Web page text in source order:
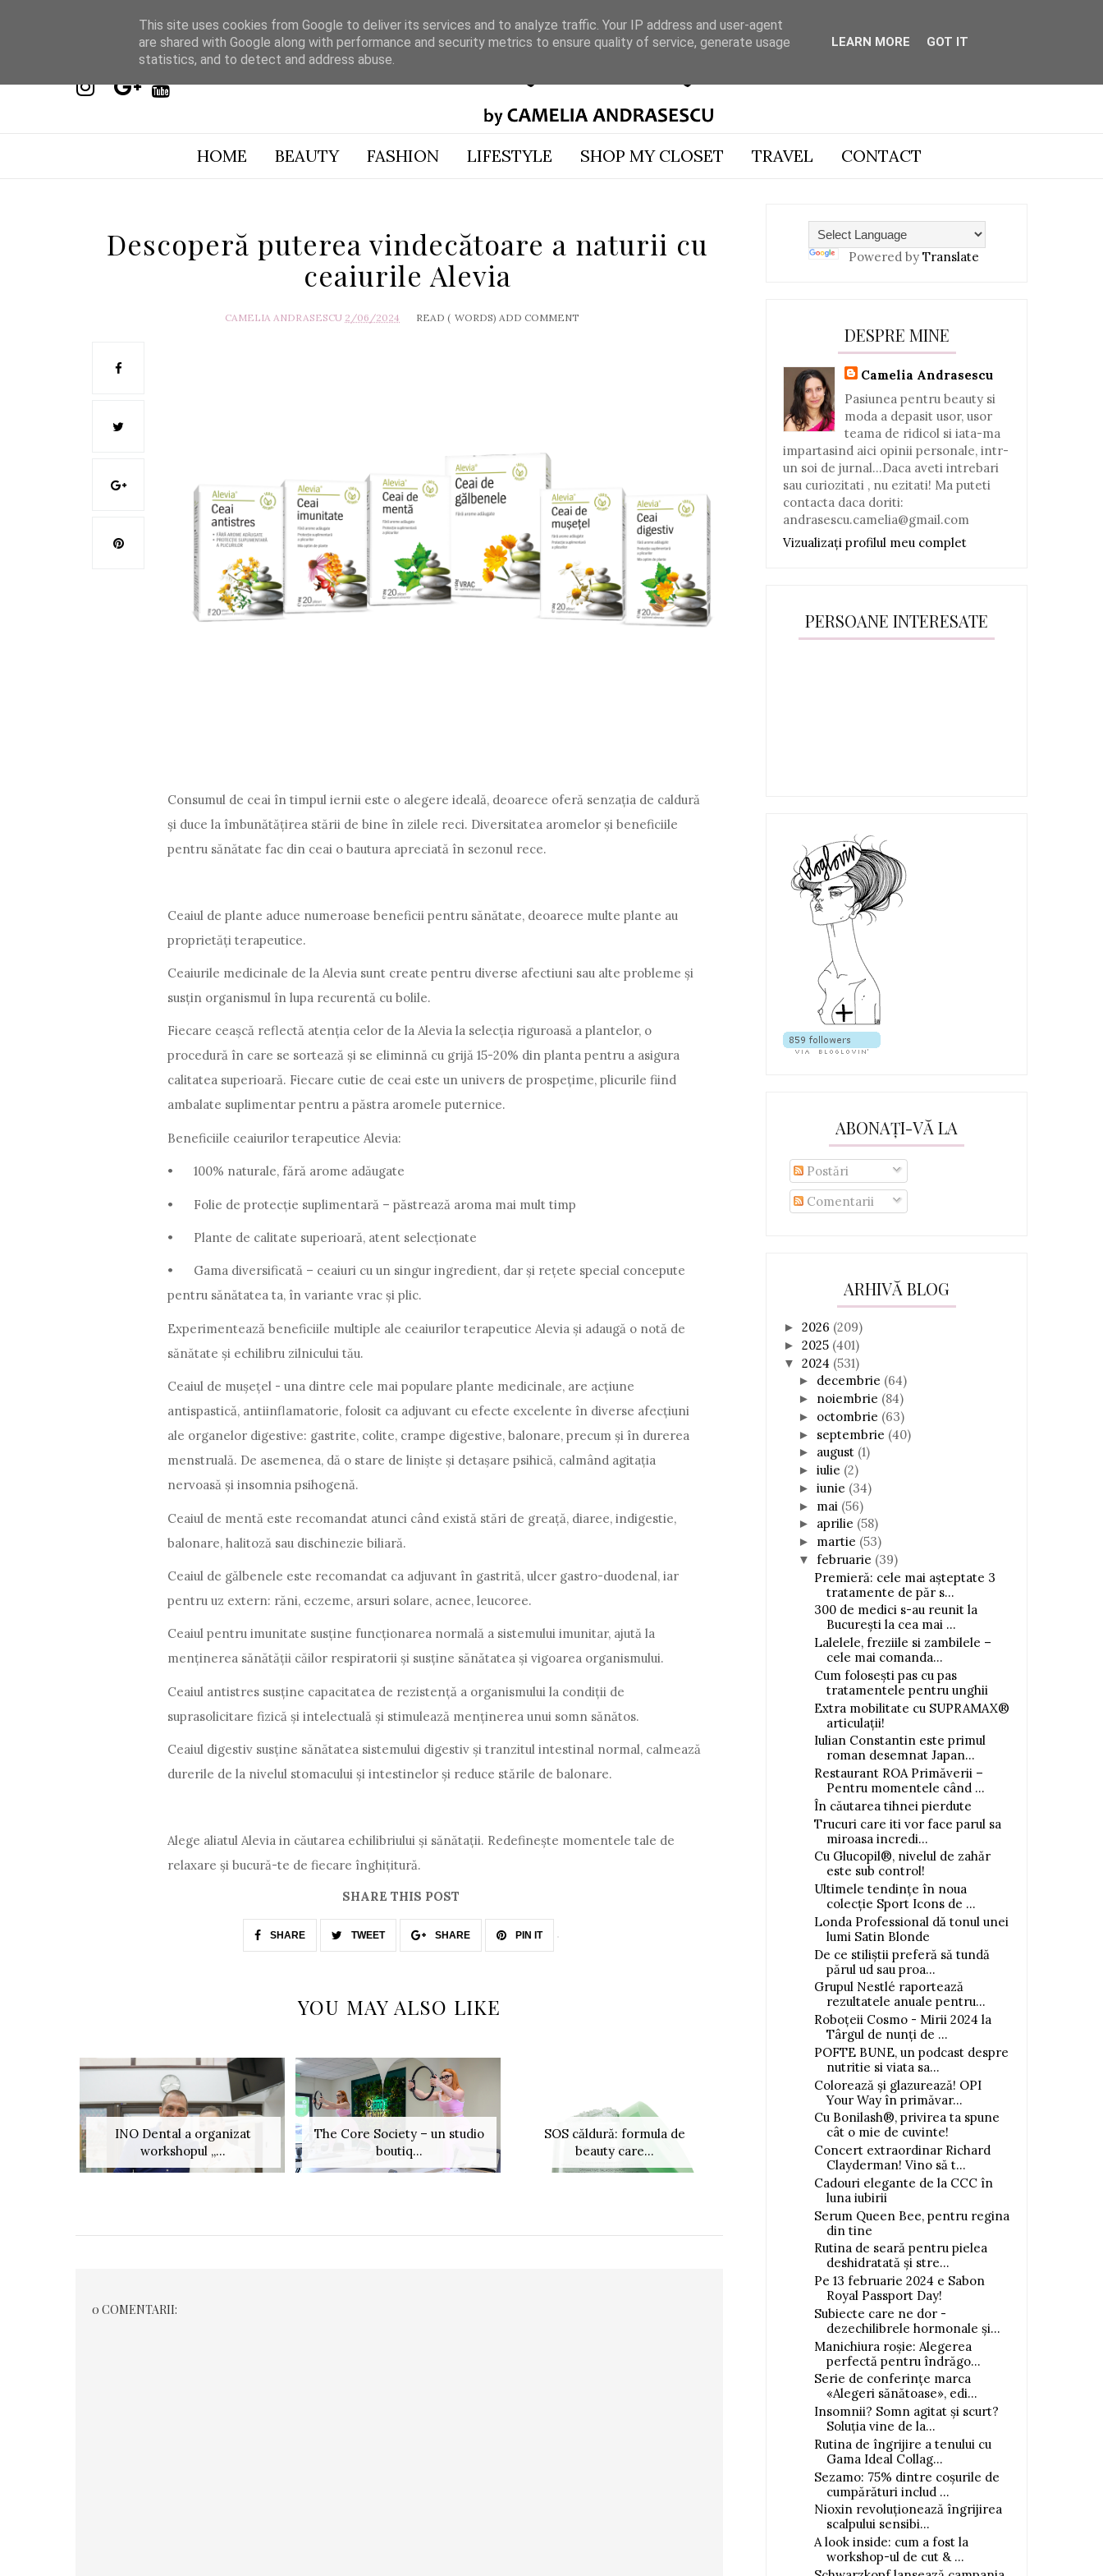
HOME BEAUTY FASHION LIFESTYLE SHOP MY CLOSET TRAVEL CONTACT
Descoperă puterea vindecătoare a naturii cu
ceaiurile Alevia
CAMELIA ANDRASESCU 2/06/2024 READ ( WORDS) ADD COMMENT
Consumul de ceai în timpul iernii este o alegere ideală, deoarece oferă senzația de caldură
și duce la îmbunătățirea stării de bine în zilele reci. Diversitatea aromelor și beneficiile
pentru sănătate fac din ceai o bautura apreciată în sezonul rece.
Ceaiul de plante aduce numeroase beneficii pentru sănătate, deoarece multe plante au
proprietăți terapeutice.
Ceaiurile medicinale de la Alevia sunt create pentru diverse afectiuni sau alte probleme și
susțin organismul în lupa recurentă cu bolile.
Fiecare ceașcă reflectă atenția celor de la Alevia la selecția riguroasă a plantelor, o
procedură în care se sortează și se eliminnă cu grijă 15-20% din planta pentru a asigura
calitatea superioară. Fiecare cutie de ceai este un univers de prospețime, plicurile fiind
ambalate suplimentar pentru a păstra aromele puternice.
Beneficiile ceaiurilor terapeutice Alevia:
• 100% naturale, fără arome adăugate
• Folie de protecție suplimentară – păstrează aroma mai mult timp
• Plante de calitate superioară, atent selecționate
•
Gama diversificată – ceaiuri cu un singur ingredient, dar și rețete special concepute
pentru sănătatea ta, în variante vrac și plic.
Experimentează beneficiile multiple ale ceaiurilor terapeutice Alevia și adaugă o notă de
sănătate și echilibru zilnicului tău.
Ceaiul de mușețel - una dintre cele mai populare plante medicinale, are acțiune
antispastică, antiinflamatorie, folosit ca adjuvant cu efecte excelente în diverse afecțiuni
ale organelor digestive: gastrite, colite, crampe digestive, balonare, precum și în durerea
menstruală. De asemenea, dă o stare de liniște și detașare psihică, calmând agitația
nervoasă și insomnia psihogenă.
Ceaiul de mentă este recomandat atunci când există stări de greață, diaree, indigestie,
balonare, halitoză sau dischinezie biliară.
Ceaiul de gălbenele este recomandat ca adjuvant în gastrită, ulcer gastro-duodenal, iar
pentru uz extern: răni, eczeme, arsuri solare, acnee, leucoree.
Ceaiul pentru imunitate susține funcționarea normală a sistemului imunitar, ajută la
menținerea sănătății căilor respiratorii și susține sănătatea și vigoarea organismului.
Ceaiul antistres susține capacitatea de rezistență a organismului la condiții de
suprasolicitare fizică și intelectuală și stimulează menținerea unui somn sănătos.
Ceaiul digestiv susține sănătatea sistemului digestiv și tranzitul intestinal normal, calmează
durerile de la nivelul stomacului și intestinelor și reduce stările de balonare.
Alege aliatul Alevia in căutarea echilibriului și sănătații. Redefinește momentele tale de
relaxare și bucură-te de fiecare înghițitură.
SHARE THIS POST
SHARE TWEET SHARE PIN IT
YOU MAY ALSO LIKE
INO Dental a organizat
workshopul „...
The Core Society – un studio
boutiq...
SOS căldură: formula de
beauty care...
Patru parfumuri, patru stări,
zero ...
0 COMENTARII:
Powered by Translate
DESPRE MINE
Camelia Andrasescu
Pasiunea pentru beauty si
moda a depasit usor, usor
teama de ridicol si iata-ma
impartasind aici opinii personale, intr-
un soi de jurnal...Daca aveti intrebari
sau curiozitati , nu ezitati! Ma puteti
contacta daca doriti:
andrasescu.camelia@gmail.com
Vizualizați profilul meu complet
PERSOANE INTERESATE
ABONAȚI-VĂ LA
Postări
Comentarii
ARHIVĂ BLOG
► 2026 (209)
► 2025 (401)
▼ 2024 (531)
► decembrie (64)
► noiembrie (84)
► octombrie (63)
► septembrie (40)
► august (1)
► iulie (2)
► iunie (34)
► mai (56)
► aprilie (58)
► martie (53)
▼ februarie (39)
Premieră: cele mai așteptate 3
tratamente de păr s...
300 de medici s-au reunit la
București la cea mai ...
Lalelele, freziile si zambilele –
cele mai comanda...
Cum folosești pas cu pas
tratamentele pentru unghii
Extra mobilitate cu SUPRAMAX®
articulații!
Iulian Constantin este primul
roman desemnat Japan...
Restaurant ROA Primăverii –
Pentru momentele când ...
În căutarea tihnei pierdute
Trucuri care iti vor face parul sa
miroasa incredi...
Cu Glucopil®, nivelul de zahăr
este sub control!
Ultimele tendințe în noua
colecție Sport Icons de ...
Londa Professional dă tonul unei
lumi Satin Blonde
De ce stiliștii preferă să tundă
părul ud sau proa...
Grupul Nestlé raportează
rezultatele anuale pentru...
Roboțeii Cosmo - Mirii 2024 la
Târgul de nunți de ...
POFTE BUNE, un podcast despre
nutritie si viata sa...
Colorează și glazurează! OPI
Your Way în primăvar...
Cu Bonilash®, privirea ta spune
cât o mie de cuvinte!
Concert extraordinar Richard
Clayderman! Vino să t...
Cadouri elegante de la CCC în
luna iubirii
Serum Queen Bee, pentru regina
din tine
Rutina de seară pentru pielea
deshidratată și stre...
Pe 13 februarie 2024 e Sabon
Royal Passport Day!
Subiecte care ne dor -
dezechilibrele hormonale și...
Manichiura roșie: Alegerea
perfectă pentru îndrăgo...
Serie de conferințe marca
«Alegeri sănătoase», edi...
Insomnii? Somn agitat și scurt?
Soluția vine de la...
Rutina de îngrijire a tenului cu
Gama Ideal Collag...
Sezamo: 75% dintre coșurile de
cumpărături includ ...
Nioxin revoluționează îngrijirea
scalpului sensibi...
A look inside: cum a fost la
workshop-ul de cut & ...
This site uses cookies from Google to deliver its services and to analyze traffic. Your IP address and user-agent
are shared with Google along with performance and security metrics to ensure quality of service, generate usage
statistics, and to detect and address abuse.
LEARN MORE GOT IT